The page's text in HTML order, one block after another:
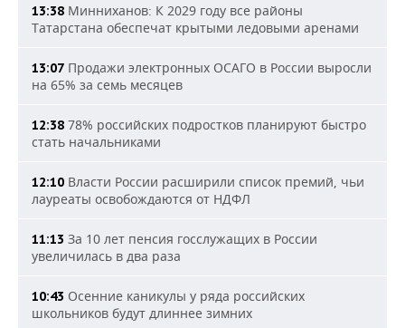
13:38 Минниханов: К 2029 году все районы
Татарстана обеспечат крытыми ледовыми аренами
13:07 Продажи электронных ОСАГО в России выросли
на 65% за семь месяцев
12:38 78% российских подростков планируют быстро
стать начальниками
12:10 Власти России расширили список премий, чьи
лауреаты освобождаются от НДФЛ
11:13 За 10 лет пенсия госслужащих в России
увеличилась в два раза
10:43 Осенние каникулы у ряда российских
школьников будут длиннее зимних